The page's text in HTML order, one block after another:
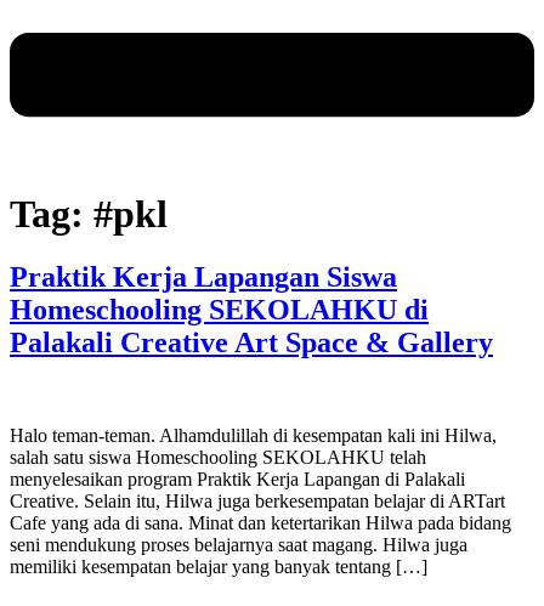
Tag: #pkl
Praktik Kerja Lapangan Siswa
Homeschooling SEKOLAHKU di
Palakali Creative Art Space & Gallery
Halo teman-teman. Alhamdulillah di kesempatan kali ini Hilwa,
salah satu siswa Homeschooling SEKOLAHKU telah
menyelesaikan program Praktik Kerja Lapangan di Palakali
Creative. Selain itu, Hilwa juga berkesempatan belajar di ARTart
Cafe yang ada di sana. Minat dan ketertarikan Hilwa pada bidang
seni mendukung proses belajarnya saat magang. Hilwa juga
memiliki kesempatan belajar yang banyak tentang […]